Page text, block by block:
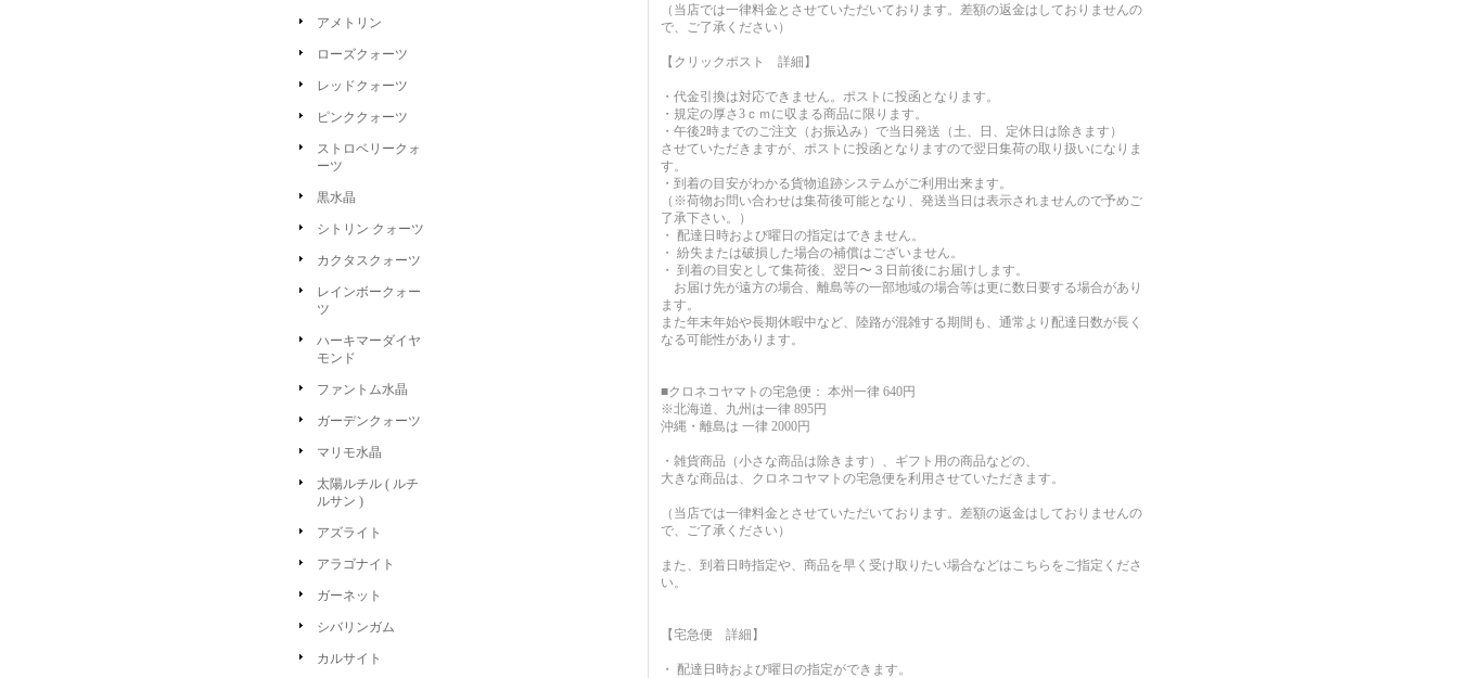
アメトリン
ローズクォーツ
レッドクォーツ
ピンククォーツ
ストロベリークォ
ーツ
黒水晶
シトリン クォーツ
カクタスクォーツ
レインボークォー
ツ
ハーキマーダイヤ
モンド
ファントム水晶
ガーデンクォーツ
マリモ水晶
太陽ルチル ( ルチ
ルサン )
アズライト
アラゴナイト
ガーネット
シバリンガム
カルサイト
（当店では一律料金とさせていただいております。差額の返金はしておりませんの
で、ご了承ください）
【クリックポスト 詳細】
・代金引換は対応できません。ポストに投函となります。
・規定の厚さ3ｃｍに収まる商品に限ります。
・午後2時までのご注文（お振込み）で当日発送（土、日、定休日は除きます）
させていただきますが、ポストに投函となりますので翌日集荷の取り扱いになりま
す。
・到着の目安がわかる貨物追跡システムがご利用出来ます。
（※荷物お問い合わせは集荷後可能となり、発送当日は表示されませんので予めご
了承下さい。）
・ 配達日時および曜日の指定はできません。
・ 紛失または破損した場合の補償はございません。
・ 到着の目安として集荷後、翌日〜３日前後にお届けします。
お届け先が遠方の場合、離島等の一部地域の場合等は更に数日要する場合があり
ます。
また年末年始や長期休暇中など、陸路が混雑する期間も、通常より配達日数が長く
なる可能性があります。
■クロネコヤマトの宅急便： 本州一律 640円
※北海道、九州は一律 895円
沖縄・離島は 一律 2000円
・雑貨商品（小さな商品は除きます）、ギフト用の商品などの、
大きな商品は、クロネコヤマトの宅急便を利用させていただきます。
（当店では一律料金とさせていただいております。差額の返金はしておりませんの
で、ご了承ください）
また、到着日時指定や、商品を早く受け取りたい場合などはこちらをご指定くださ
い。
【宅急便 詳細】
・ 配達日時および曜日の指定ができます。